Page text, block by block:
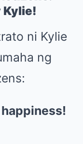
Kylie!
ni Kylie
ng